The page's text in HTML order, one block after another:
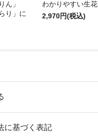
ん」
り」に
わかりやすい生花
2,970円(税込)
に基づく表記